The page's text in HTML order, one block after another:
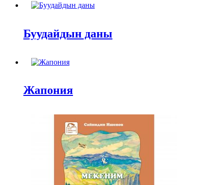
Буудайдын даны
Жапония